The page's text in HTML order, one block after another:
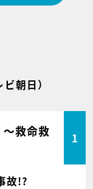
ビ朝日）
～救命救
1
故!?